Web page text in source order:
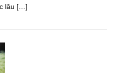
lâu […]